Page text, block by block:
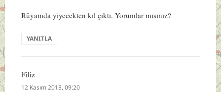
Rüyamda yiyecekten kıl çıktı. Yorumlar mısınız?
YANITLA
Filizdedi
ki:
12 Kasım 2013, 09:20